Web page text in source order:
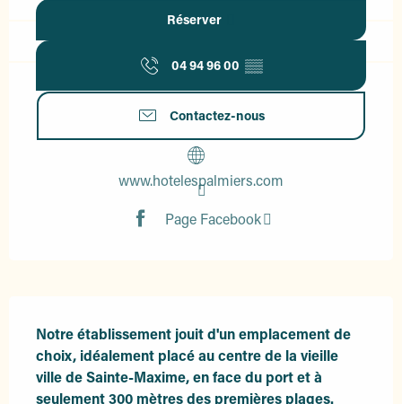
Réserver
04 94 96 00 ▒▒
Contactez-nous
www.hotelespalmiers.com
Page Facebook
Notre établissement jouit d'un emplacement de
choix, idéalement placé au centre de la vieille
ville de Sainte-Maxime, en face du port et à
seulement 300 mètres des premières plages.